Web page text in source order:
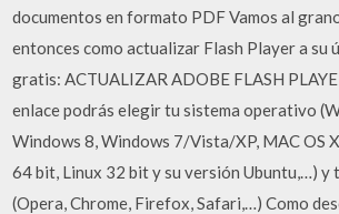
documentos en formato PDF Vamos al
entonces como actualizar Flash Player a su
gratis: ACTUALIZAR ADOBE FLASH
enlace podrás elegir tu sistema operativo
Windows 8, Windows 7/Vista/XP, MAC OS
64 bit, Linux 32 bit y su versión Ubuntu,…) y
(Opera, Chrome, Firefox, Safari,…) Como